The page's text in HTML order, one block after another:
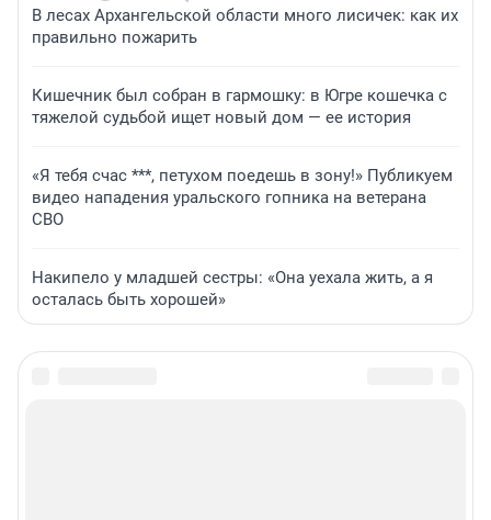
В лесах Архангельской области много лисичек: как их
правильно пожарить
Кишечник был собран в гармошку: в Югре кошечка с
тяжелой судьбой ищет новый дом — ее история
«Я тебя счас ***, петухом поедешь в зону!» Публикуем
видео нападения уральского гопника на ветерана
СВО
Накипело у младшей сестры: «Она уехала жить, а я
осталась быть хорошей»